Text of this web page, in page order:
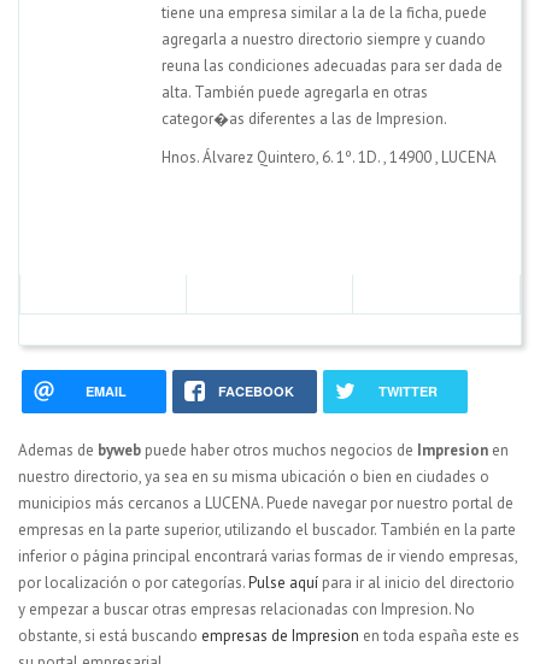
tiene una empresa similar a la de la ficha, puede
agregarla a nuestro directorio siempre y cuando
reuna las condiciones adecuadas para ser dada de
alta. También puede agregarla en otras
categor�as diferentes a las de Impresion.
Hnos. Álvarez Quintero, 6. 1º. 1D.,14900, LUCENA
EMAIL FACEBOOK TWITTER
Ademas de byweb puede haber otros muchos negocios de Impresion en
nuestro directorio, ya sea en su misma ubicación o bien en ciudades o
municipios más cercanos a LUCENA. Puede navegar por nuestro portal de
empresas en la parte superior, utilizando el buscador. También en la parte
inferior o página principal encontrará varias formas de ir viendo empresas,
por localización o por categorías.Pulse aquí para ir al inicio del directorio
y empezar a buscar otras empresas relacionadas con Impresion. No
obstante, si está buscando empresas de Impresion en toda españa este es